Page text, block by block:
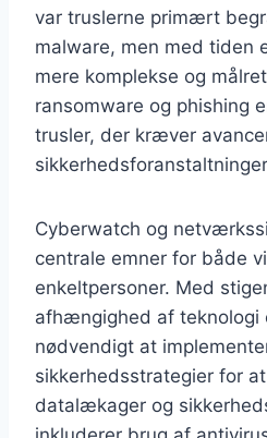
var truslerne primært
malware, men med tiden
mere komplekse og
ransomware og phishing
trusler, der kræver
Cyberwatch og
centrale emner for både
enkeltpersoner. Med
afhængighed af teknologi
nødvendigt at
sikkerhedsstrategier for
datalækager og